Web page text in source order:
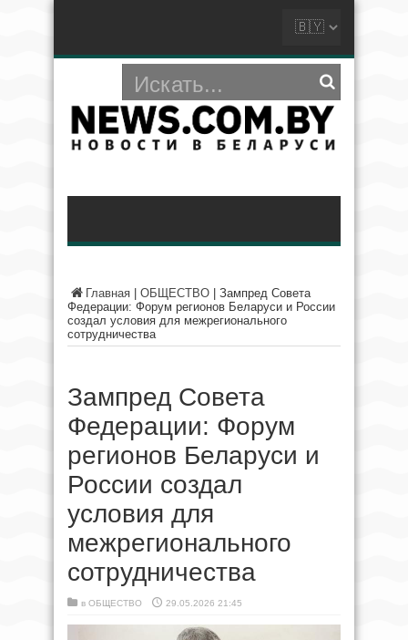
Главная ОБЩЕСТВО
Зампред Совета
Федерации: Форум регионов Беларуси и России
создал условия для межрегионального
сотрудничества
Зампред Совета
Федерации: Форум
регионов Беларуси и
России создал
условия для
межрегионального
сотрудничества
в ОБЩЕСТВО 29.05.2026 21:45